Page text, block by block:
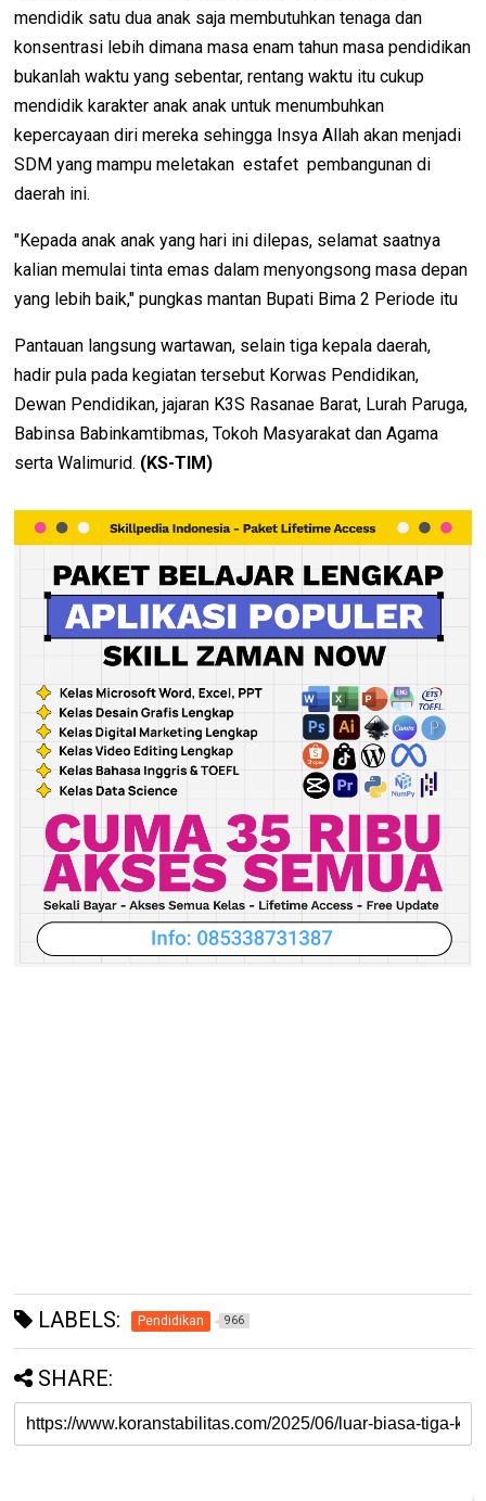
mendidik satu dua anak saja membutuhkan tenaga dan
konsentrasi lebih dimana masa enam tahun masa pendidikan
bukanlah waktu yang sebentar, rentang waktu itu cukup
mendidik karakter anak anak untuk menumbuhkan
kepercayaan diri mereka sehingga Insya Allah akan menjadi
SDM yang mampu meletakan estafet pembangunan di
daerah ini.
"Kepada anak anak yang hari ini dilepas, selamat saatnya
kalian memulai tinta emas dalam menyongsong masa depan
yang lebih baik," pungkas mantan Bupati Bima 2 Periode itu
Pantauan langsung wartawan, selain tiga kepala daerah,
hadir pula pada kegiatan tersebut Korwas Pendidikan,
Dewan Pendidikan, jajaran K3S Rasanae Barat, Lurah Paruga,
Babinsa Babinkamtibmas, Tokoh Masyarakat dan Agama
serta Walimurid. (KS-TIM)
LABELS: Pendidikan 966
SHARE: